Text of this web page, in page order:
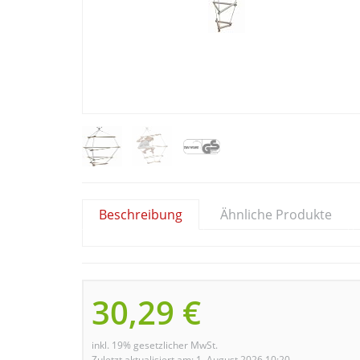
Beschreibung Ähnliche Produkte
30,29 €
inkl. 19% gesetzlicher MwSt.